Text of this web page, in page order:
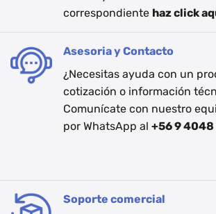
correspondiente haz click
Asesoria y Contacto
¿Necesitas ayuda con un
cotización o información
Comunícate con nuestro
por WhatsApp al +56 9 4048
Soporte comercial